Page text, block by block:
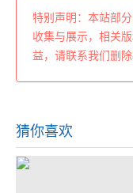
特别声明：本站部
收集与展示，相关
益，请联系我们删除
猜你喜欢